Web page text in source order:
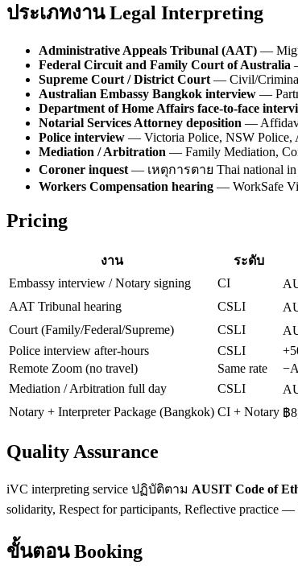
ประเภทงาน Legal Interpreting
Administrative Appeals Tribunal (AAT) —
Federal Circuit and Family Court of Australia
Supreme Court / District Court— Civil/
Australian Embassy Bangkok interview —
Department of Home Affairs face-to-face
Notarial Services Attorney deposition —
Police interview — Victoria Police, NSW Police,
Mediation / Arbitration — Family Mediation,
Coroner inquest— เหตุการตาย Thai national in
Workers Compensation hearing — WorkSafe
Pricing
งาน ระดับ
Embassy interview / Notary signing
CI
AAT Tribunal hearing
CSLI
Court (Family/Federal/Supreme)
CSLI
Police interview after-hours
CSLI
Remote Zoom (no travel)
Same rate
Mediation / Arbitration full day
CSLI
Notary + Interpreter Package (Bangkok) CI + Notary ฿
Quality Assurance
iVC interpreting service ปฏิบัติตาม AUSIT Code of
solidarity, Respect for participants, Reflective practice
ขั้นตอน Booking